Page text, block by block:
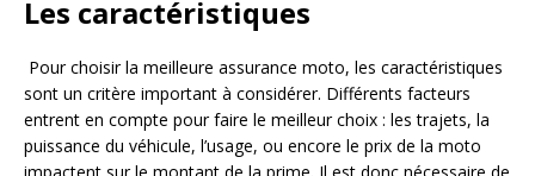
Les caractéristiques
Pour choisir la meilleure assurance moto, les caractéristiques
sont un critère important à considérer. Différents facteurs
entrent en compte pour faire le meilleur choix : les trajets, la
puissance du véhicule, l’usage, ou encore le prix de la moto